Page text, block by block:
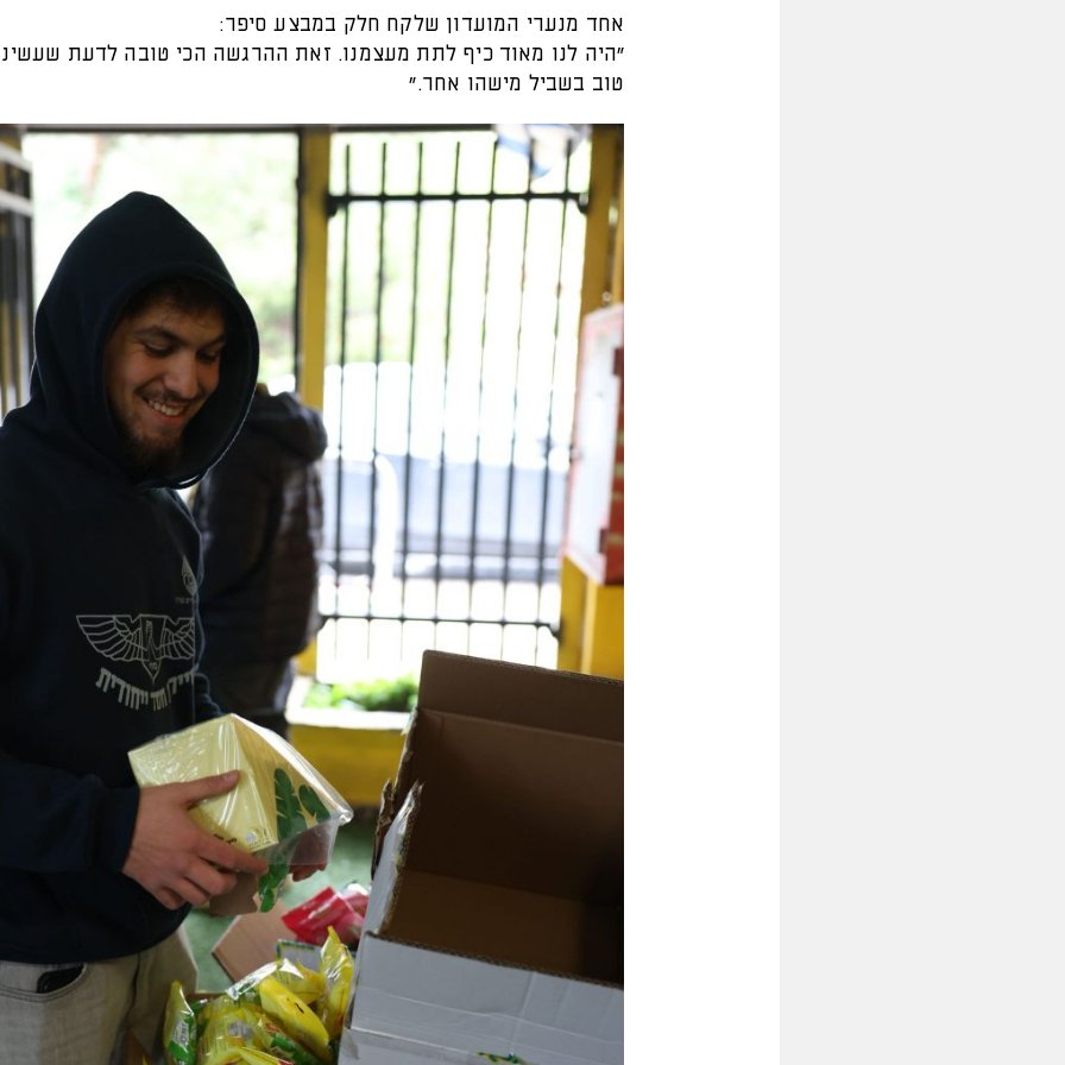
אחד מנערי המועדון שלקח חלק במבצע סיפר:
"היה לנו מאוד כיף לתת מעצמנו. זאת ההרגשה הכי טובה לדעת
טוב בשביל מישהו אחר."